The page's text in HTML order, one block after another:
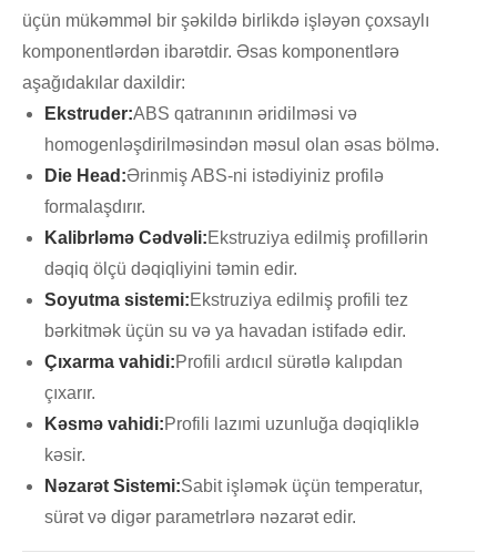
üçün mükəmməl bir şəkildə birlikdə işləyən çoxsaylı
komponentlərdən ibarətdir. Əsas komponentlərə
aşağıdakılar daxildir:
Ekstruder:ABS qatranının əridilməsi və
homogenləşdirilməsindən məsul olan əsas bölmə.
Die Head:Ərinmiş ABS-ni istədiyiniz profilə
formalaşdırır.
Kalibrləmə Cədvəli:Ekstruziya edilmiş profillərin
dəqiq ölçü dəqiqliyini təmin edir.
Soyutma sistemi:Ekstruziya edilmiş profili tez
bərkitmək üçün su və ya havadan istifadə edir.
Çıxarma vahidi:Profili ardıcıl sürətlə kalıpdan
çıxarır.
Kəsmə vahidi:Profili lazımi uzunluğa dəqiqliklə
kəsir.
Nəzarət Sistemi:Sabit işləmək üçün temperatur,
sürət və digər parametrlərə nəzarət edir.